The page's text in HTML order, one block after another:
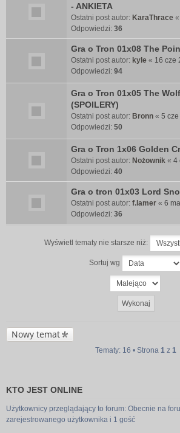
- ANKIETA
Ostatni post autor: KaraThrace «
Odpowiedzi: 36
Gra o Tron 01x08 The
Ostatni post autor: kyle « 16 cze
Odpowiedzi: 94
Gra o Tron 01x05 The
(SPOILERY)
Ostatni post autor: Bronn « 5
Odpowiedzi: 50
Gra o Tron 1x06 Golden
Ostatni post autor: Nożownik « 4
Odpowiedzi: 40
Gra o tron 01x03 Lord
Ostatni post autor: f.lamer « 6
Odpowiedzi: 36
Wyświetl tematy nie starsze niż:
Sortuj wg
Nowy temat
Tematy: 16 • Strona 1 z 1
KTO JEST ONLINE
Użytkownicy przeglądający to forum: Obecnie na
zarejestrowanego użytkownika i 1 gość